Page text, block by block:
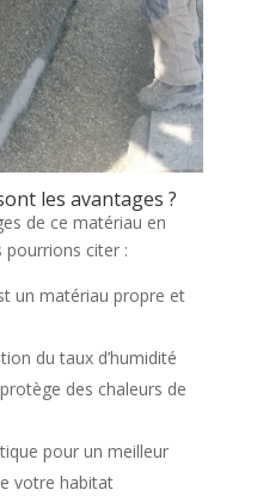
les avantages ?
de ce matériau en
pourrions citer :
un matériau propre et
du taux d’humidité
des chaleurs de
pour un meilleur
votre habitat